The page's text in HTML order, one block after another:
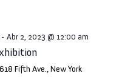
- Abr 2, 2023 @ 12:00 am
618 Fifth Ave., New York